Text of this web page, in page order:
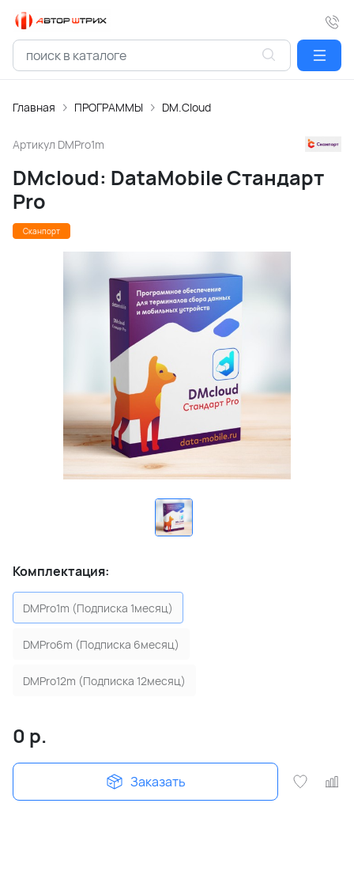
Главная ПРОГРАММЫ DM.Cloud
Артикул DMPro1m
DMcloud: DataMobile Стандарт
Pro
Сканпорт
Комплектация:
DMPro1m (Подписка 1месяц)
DMPro6m (Подписка 6месяц)
DMPro12m (Подписка 12месяц)
0 р.
Заказать